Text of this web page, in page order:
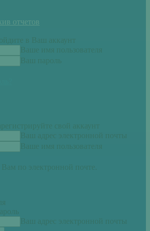
отчетов
в Ваш аккаунт
Ваше имя пользователя
Ваш пароль
свой аккаунт
Ваш адрес электронной почты
Ваше имя пользователя
по электронной почте.
Ваш адрес электронной почты